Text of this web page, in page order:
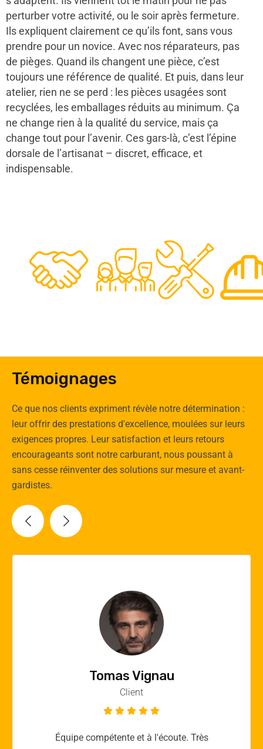
perturber votre activité, ou le soir après fermeture.
Ils expliquent clairement ce qu’ils font, sans vous
prendre pour un novice. Avec nos réparateurs, pas
de pièges. Quand ils changent une pièce, c’est
toujours une référence de qualité. Et puis, dans leur
atelier, rien ne se perd : les pièces usagées sont
recyclées, les emballages réduits au minimum. Ça
ne change rien à la qualité du service, mais ça
change tout pour l’avenir. Ces gars-là, c’est l’épine
dorsale de l’artisanat – discret, efficace, et
indispensable.
48
0
50
Experts
Témoignages
Ce que nos clients expriment révèle notre détermination :
leur offrir des prestations d'excellence, moulées sur leurs
exigences propres. Leur satisfaction et leurs retours
encourageants sont notre carburant, nous poussant à
sans cesse réinventer des solutions sur mesure et avant-
gardistes.
Vincent Quere
Client
Merci yellow365.work pour votre expertise!